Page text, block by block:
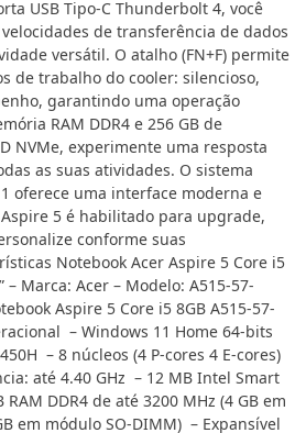
USB Tipo-C Thunderbolt 4, você
de transferência de dados
versátil. O atalho (FN+F) permite
de trabalho do cooler: silencioso,
garantindo uma operação
RAM DDR4 e 256 GB de
NVMe, experimente uma resposta
as suas atividades. O sistema
oferece uma interface moderna e
5 é habilitado para upgrade,
conforme suas
Notebook Acer Aspire 5 Core i5
– Marca: Acer – Modelo: A515-57-
Aspire 5 Core i5 8GB A515-57-
– Windows 11 Home 64-bits
– 8 núcleos (4 P-cores 4 E-cores)
até 4.40 GHz – 12 MB Intel Smart
DDR4 de até 3200 MHz (4 GB em
em módulo SO-DIMM) – Expansível